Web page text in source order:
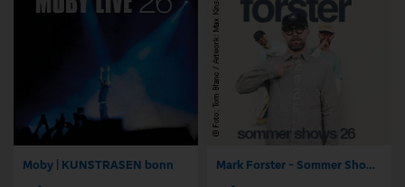
Moby | KUNSTRASEN bonn Mark Forster - Sommer Shows 2026